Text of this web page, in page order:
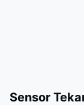
Sensor